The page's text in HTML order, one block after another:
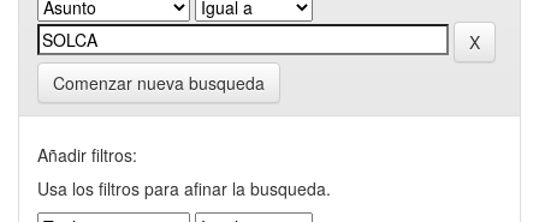
Comenzar nueva busqueda
Añadir filtros:
Usa los filtros para afinar la busqueda.